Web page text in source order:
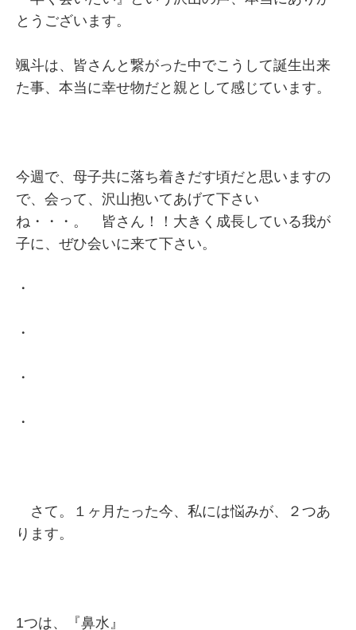
とうございます。
颯斗は、皆さんと繋がった中でこうして誕生出来
た事、本当に幸せ物だと親として感じています。
今週で、母子共に落ち着きだす頃だと思いますの
で、会って、沢山抱いてあげて下さい
ね・・・。 皆さん！！大きく成長している我が
子に、ぜひ会いに来て下さい。
・
・
・
・
さて。１ヶ月たった今、私には悩みが、２つあ
ります。
1つは、『鼻水』